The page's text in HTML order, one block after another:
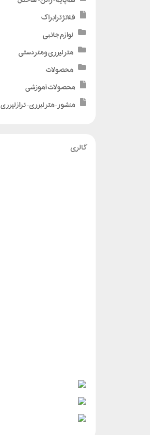
فلانژ ترابراک
لوازم جانبی
متر لیزری و متر دستی
محصولات
محصولات آموزشی
منشور - متر لیزری - تراز لیزری
گالری